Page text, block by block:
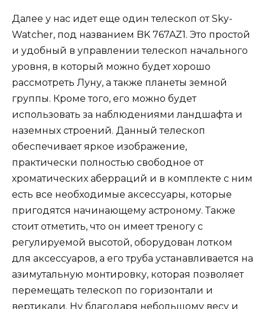
Далее у нас идет еще один телескоп от Sky-
Watcher, под названием BK 767AZ1. Это простой
и удобный в управлении телескоп начального
уровня, в который можно будет хорошо
рассмотреть Луну, а также планеты земной
группы. Кроме того, его можно будет
использовать за наблюдениями ландшафта и
наземных строений. Данный телескоп
обеспечивает яркое изображение,
практически полностью свободное от
хроматических аберраций и в комплекте с ним
есть все необходимые аксессуары, которые
пригодятся начинающему астроному. Также
стоит отметить, что он имеет треногу с
регулируемой высотой, оборудован лотком
для аксессуаров, а его труба устанавливается на
азимутальную монтировку, которая позволяет
перемещать телескоп по горизонтали и
вертикали. Ну благодаря небольшому весу и